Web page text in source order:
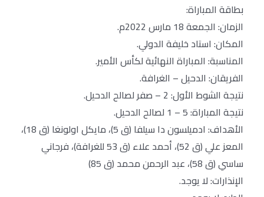
بطاقة المباراة:
الزمان: الجمعة 18 مارس 2022م.
المكان: استاد خليفة الدولي.
المناسبة: المباراة النهائية لكأس الأمير.
الفريقان: الدحيل – الغرافة.
نتيجة الشوط الأول: 2 – صفر لصالح الدحيل.
نتيجة المباراة: 5 – 1 لصالح الدحيل.
الأهداف: ادميلسون دا سيلفا (ق 5)، مايكل اولونغا (ق 18)،
المعز علي (ق 52)، أحمد علاء (ق 53 للغرافة)، فرجاني
ساسي (ق 58)، عبد الرحمن محمد (ق 85)
الإنذارات: لا يوجد.